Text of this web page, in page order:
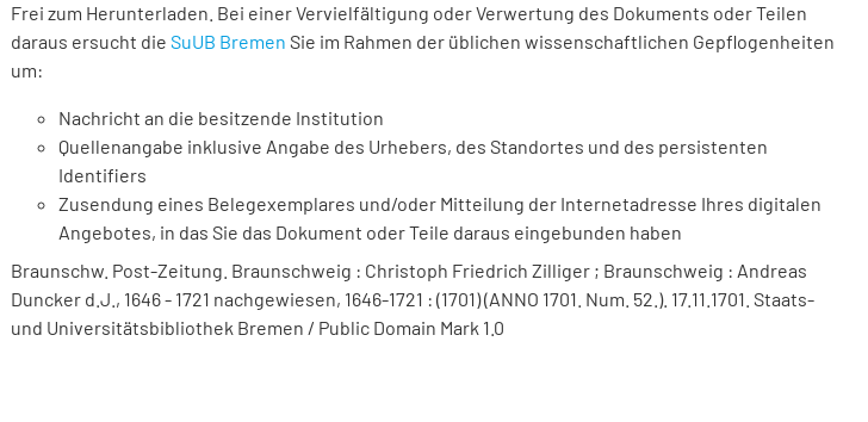
Frei zum Herunterladen. Bei einer Vervielfältigung oder Verwertung des Dokuments oder Teilen
daraus ersucht die SuUB Bremen Sie im Rahmen der üblichen wissenschaftlichen Gepflogenheiten
um:
Nachricht an die besitzende Institution
Quellenangabe inklusive Angabe des Urhebers, des Standortes und des persistenten
Identifiers
Zusendung eines Belegexemplares und/oder Mitteilung der Internetadresse Ihres digitalen
Angebotes, in das Sie das Dokument oder Teile daraus eingebunden haben
Braunschw. Post-Zeitung. Braunschweig : Christoph Friedrich Zilliger ; Braunschweig : Andreas
Duncker d.J., 1646 - 1721 nachgewiesen, 1646-1721 : (1701) (ANNO 1701. Num. 52.). 17.11.1701. Staats-
und Universitätsbibliothek Bremen / Public Domain Mark 1.0